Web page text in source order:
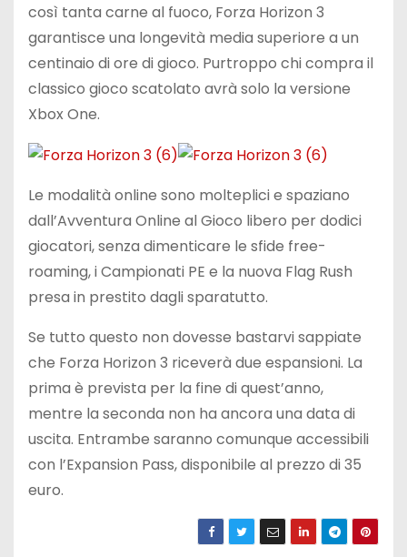
così tanta carne al fuoco, Forza Horizon 3
garantisce una longevità media superiore a un
centinaio di ore di gioco. Purtroppo chi compra il
classico gioco scatolato avrà solo la versione
Xbox One.
Le modalità online sono molteplici e spaziano
dall’Avventura Online al Gioco libero per dodici
giocatori, senza dimenticare le sfide free-
roaming, i Campionati PE e la nuova Flag Rush
presa in prestito dagli sparatutto.
Se tutto questo non dovesse bastarvi sappiate
che Forza Horizon 3 riceverà due espansioni. La
prima è prevista per la fine di quest’anno,
mentre la seconda non ha ancora una data di
uscita. Entrambe saranno comunque accessibili
con l’Expansion Pass, disponibile al prezzo di 35
euro.